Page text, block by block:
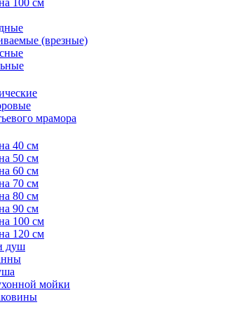
100 см
(врезные)
мрамора
40 см
50 см
60 см
70 см
80 см
90 см
100 см
120 см
душ
мойки